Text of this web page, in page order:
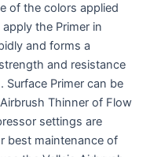
of the colors applied
the Primer in
and forms a
and resistance
Primer can be
Thinner of Flow
settings are
best maintenance of